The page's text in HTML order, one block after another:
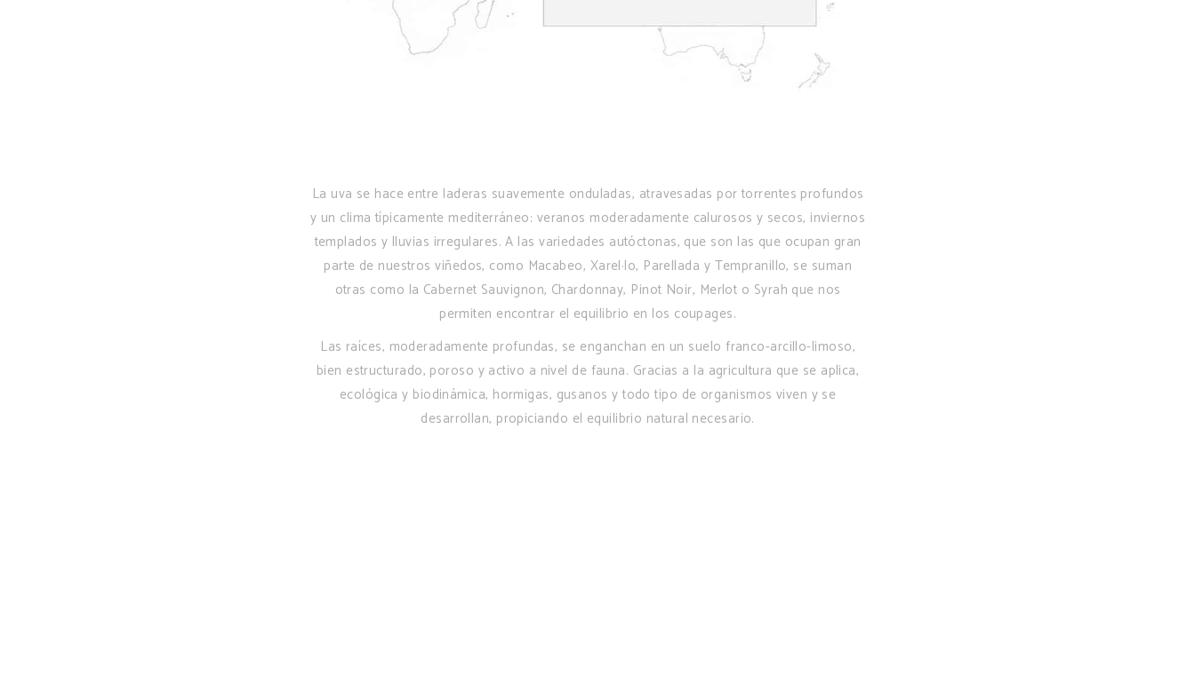
La uva se hace entre laderas suavemente onduladas, atravesadas por torrentes profundos
y un clima típicamente mediterráneo: veranos moderadamente calurosos y secos, inviernos
templados y lluvias irregulares. A las variedades autóctonas, que son las que ocupan gran
parte de nuestros viñedos, como Macabeo, Xarel·lo, Parellada y Tempranillo, se suman
otras como la Cabernet Sauvignon, Chardonnay, Pinot Noir, Merlot o Syrah que nos
permiten encontrar el equilibrio en los coupages.
Las raíces, moderadamente profundas, se enganchan en un suelo franco-arcillo-limoso,
bien estructurado, poroso y activo a nivel de fauna. Gracias a la agricultura que se aplica,
ecológica y biodinámica, hormigas, gusanos y todo tipo de organismos viven y se
desarrollan, propiciando el equilibrio natural necesario.